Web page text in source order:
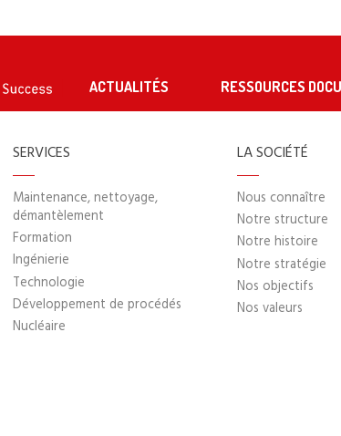
ACTUALITÉS RESSOURCES
SERVICES
Maintenance, nettoyage,
démantèlement
Formation
Ingénierie
Technologie
Développement de procédés
Nucléaire
LA SOCIÉTÉ
Nous connaître
Notre structure
Notre histoire
Notre stratégie
Nos objectifs
Nos valeurs